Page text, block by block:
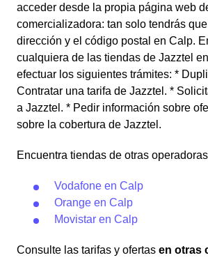
acceder desde la propia página web
comercializadora: tan solo tendrás
dirección y el código postal en Calp.
cualquiera de las tiendas de Jazztel
efectuar los siguientes trámites: *
Contratar una tarifa de Jazztel. *
a Jazztel. * Pedir información sobre
sobre la cobertura de Jazztel.
Encuentra tiendas de otras
Vodafone en Calp
Orange en Calp
Movistar en Calp
Consulte las tarifas y ofertas en otras